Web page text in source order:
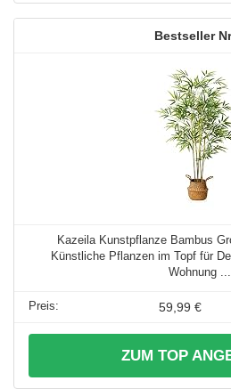
Kazeila Kunstpflanze Bambus
Künstliche Pflanzen im Topf für
Wohnung ...
59,99 €
ZUM TOP